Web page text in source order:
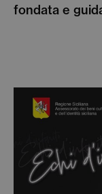
fondata e